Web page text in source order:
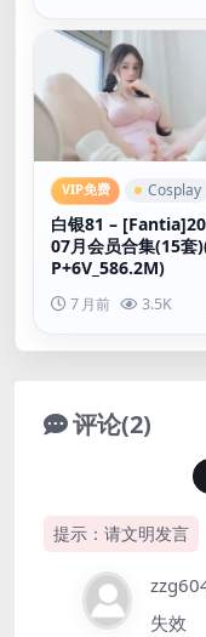
VIP免费 Cosplay
白银81 –
07月会员合集(15套
P+6V_586.2M)
7 月前 3.5K
评论(2)
提示：请文明发言
失效